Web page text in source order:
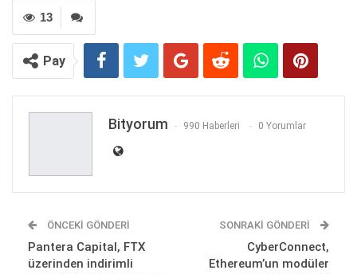
13
Pay
Bityorum 990 Haberleri 0 Yorumlar
ÖNCEKI GÖNDERI
Pantera Capital, FTX
üzerinden indirimli
SONRAKI GÖNDERI
CyberConnect,
Ethereum’un modüler